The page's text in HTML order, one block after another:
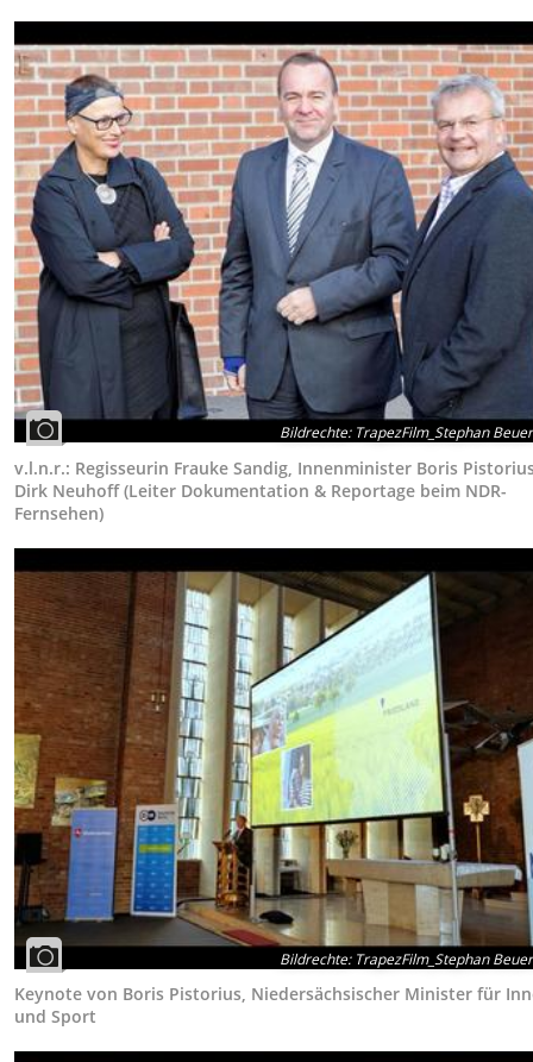
Bildrechte:TrapezFilm_Stephan
v.l.n.r.: Regisseurin Frauke Sandig, Innenminister Boris
Dirk Neuhoff (Leiter Dokumentation & Reportage beim NDR-
Fernsehen)
Bildrechte:TrapezFilm_Stephan
Keynote von Boris Pistorius, Niedersächsischer Minister für
und Sport